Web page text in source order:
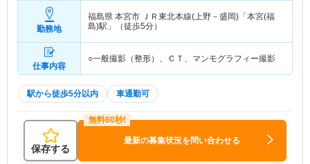
勤務地
福島県 本宮市 ＪＲ東北本線(上野－盛岡)「本宮(福
島)駅」（徒歩5分）
仕事内容
○一般撮影（整形）、ＣＴ、マンモグラフィー撮影
駅から徒歩5分以内 車通勤可
保存する
最新の募集状況を問い合わせる